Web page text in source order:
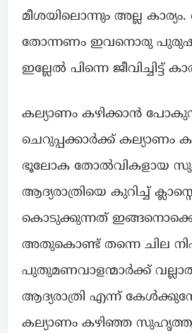
മീശയിലൊന്നും അല്ല കാര്യം.
തോന്നണം ഇവനൊരു
ഇല്ലേൽ പിന്നെ ജീവിച്ചിട്ട്
കല്യാണം കഴിക്കാൻ
ചെറുപ്പക്കാർക്ക് കല്യാണം
ഭൂലോക തോൽവികളായ
ആദ്യരാത്രിയെ കുറിച്ച്
കൊടുക്കുന്നത് ഇങ്ങനൊക്കെ
അതുകൊണ്ട് തന്നെ ചില
പുതുമണവാളന്മാർക്ക്
ആദ്യരാത്രി എന്ന്
കല്യാണം കഴിഞ്ഞ